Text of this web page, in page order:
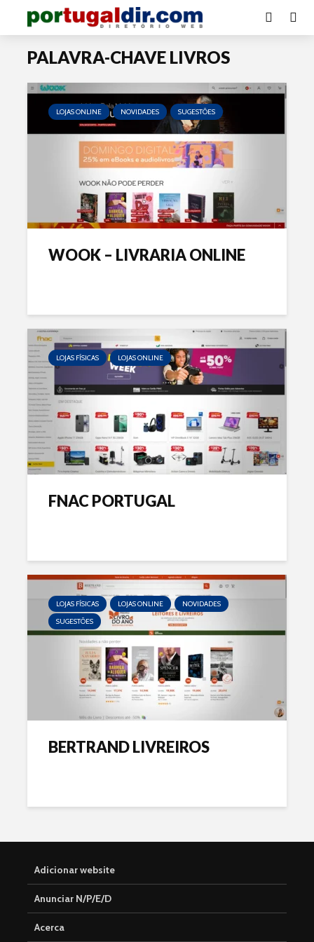
PALAVRA-CHAVE LIVROS
LOJAS ONLINE NOVIDADES SUGESTÕES
WOOK – LIVRARIA ONLINE
LOJAS FÍSICAS LOJAS ONLINE
FNAC PORTUGAL
LOJAS FÍSICAS LOJAS ONLINE
NOVIDADES
SUGESTÕES
BERTRAND LIVREIROS
Adicionar website
Anunciar N/P/E/D
Acerca